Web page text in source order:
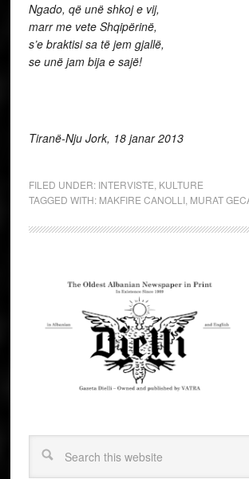
Ngado, që unë shkoj e vij,
marr me vete Shqipërinë,
s’e braktisi sa të jem gjallë,
se unë jam bija e sajë!
Tiranë-Nju Jork, 18 janar 2013
FILED UNDER: INTERVISTE KULTURE
TAGGED WITH: MAKFIRE CANOLLI, MURAT